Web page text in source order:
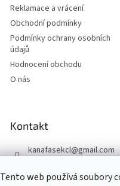
Tento web používá soubory
Reklamace a vrácení
Obchodní podmínky
Podmínky ochrany osobních
údajů
Hodnocení obchodu
O nás
Kontakt
kanafasekcl@gmail.com